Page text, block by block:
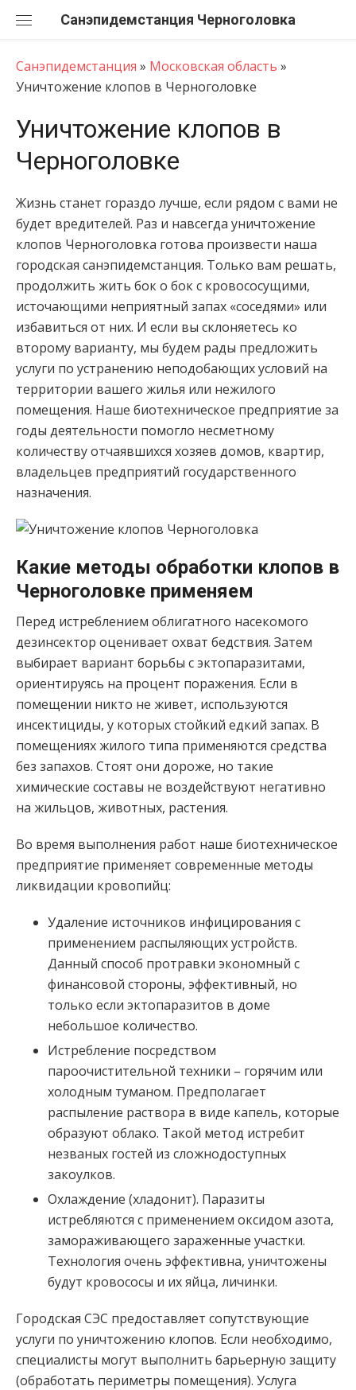
Санэпидемстанция
Санэпидемстанция » Московская область »
Уничтожение клопов в Черноголовке
Уничтожение клопов в
Черноголовке
Жизнь станет гораздо лучше, если рядом с вами не
будет вредителей. Раз и навсегда уничтожение
клопов Черноголовка готова произвести наша
городская санэпидемстанция. Только вам решать,
продолжить жить бок о бок с кровососущими,
источающими неприятный запах «соседями» или
избавиться от них. И если вы склоняетесь ко
второму варианту, мы будем рады предложить
услуги по устранению неподобающих условий на
территории вашего жилья или нежилого
помещения. Наше биотехническое предприятие за
годы деятельности помогло несметному
количеству отчаявшихся хозяев домов, квартир,
владельцев предприятий государственного
назначения.
Какие методы обработки клопов в
Черноголовке применяем
Перед истреблением облигатного насекомого
дезинсектор оценивает охват бедствия. Затем
выбирает вариант борьбы с эктопаразитами,
ориентируясь на процент поражения. Если в
помещении никто не живет, используются
инсектициды, у которых стойкий едкий запах. В
помещениях жилого типа применяются средства
без запахов. Стоят они дороже, но такие
химические составы не воздействуют негативно
на жильцов, животных, растения.
Во время выполнения работ наше биотехническое
предприятие применяет современные методы
ликвидации кровопийц:
Удаление источников инфицирования с
применением распыляющих устройств.
Данный способ протравки экономный с
финансовой стороны, эффективный, но
только если эктопаразитов в доме
небольшое количество.
Истребление посредством
пароочистительной техники – горячим или
холодным туманом. Предполагает
распыление раствора в виде капель, которые
образуют облако. Такой метод истребит
незваных гостей из сложнодоступных
закоулков.
Охлаждение (хладонит). Паразиты
истребляются с применением оксидом азота,
замораживающего зараженные участки.
Технология очень эффективна, уничтожены
будут кровососы и их яйца, личинки.
Городская СЭС предоставляет сопутствующие
услуги по уничтожению клопов. Если необходимо,
специалисты могут выполнить барьерную защиту
(обработать периметры помещения). Услуга